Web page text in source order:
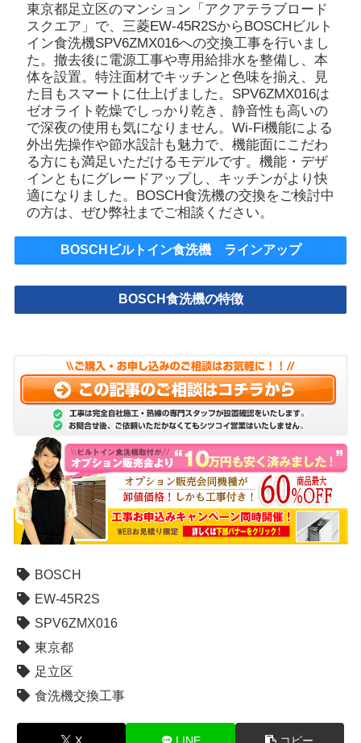
東京都足立区のマンション「アクアテラブロード
スクエア」で、三菱EW-45R2SからBOSCHビルト
イン食洗機SPV6ZMX016への交換工事を行いまし
た。撤去後に電源工事や専用給排水を整備し、本
体を設置。特注面材でキッチンと色味を揃え、見
た目もスマートに仕上げました。SPV6ZMX016は
ゼオライト乾燥でしっかり乾き、静音性も高いの
で深夜の使用も気になりません。Wi-Fi機能による
外出先操作や節水設計も魅力で、機能面にこだわ
る方にも満足いただけるモデルです。機能・デザ
インともにグレードアップし、キッチンがより快
適になりました。BOSCH食洗機の交換をご検討中
の方は、ぜひ弊社までご相談ください。
BOSCHビルトイン食洗機 ラインアップ
BOSCH食洗機の特徴
BOSCH
EW-45R2S
SPV6ZMX016
東京都
足立区
食洗機交換工事